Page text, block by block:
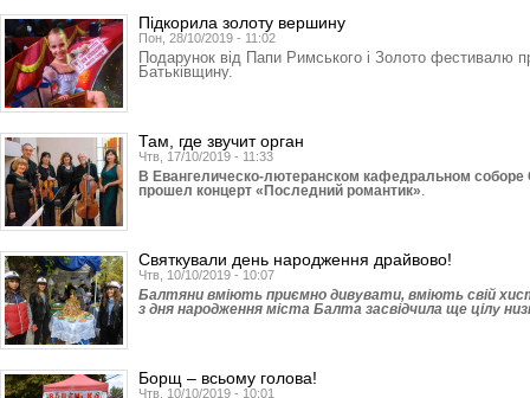
Підкорила золоту вершину
Пон, 28/10/2019 - 11:02
Подарунок від Папи Римського і Золото фестивалю
Батьківщину.
Там, где звучит орган
Чтв, 17/10/2019 - 11:33
В Евангелическо-лютеранском кафедральном соборе
прошел концерт «Последний романтик».
Святкували день народження драйвово!
Чтв, 10/10/2019 - 10:07
Балтяни вміють приємно дивувати, вміють свій
з дня народження міста Балта засвідчила ще цілу
Борщ – всьому голова!
Чтв, 10/10/2019 - 10:01